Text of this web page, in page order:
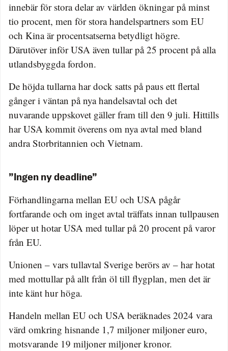
innebär för stora delar av världen ökningar på minst
tio procent, men för stora handelspartners som EU
och Kina är procentsatserna betydligt högre.
Därutöver inför USA även tullar på 25 procent på alla
utlandsbyggda fordon.
De höjda tullarna har dock satts på paus ett flertal
gånger i väntan på nya handelsavtal och det
nuvarande uppskovet gäller fram till den 9 juli. Hittills
har USA kommit överens om nya avtal med bland
andra Storbritannien och Vietnam.
”Ingen ny deadline”
Förhandlingarna mellan EU och USA pågår
fortfarande och om inget avtal träffats innan tullpausen
löper ut hotar USA med tullar på 20 procent på varor
från EU.
Unionen – vars tullavtal Sverige berörs av – har hotat
med mottullar på allt från öl till flygplan, men det är
inte känt hur höga.
Handeln mellan EU och USA beräknades 2024 vara
värd omkring hisnande 1,7 miljoner miljoner euro,
motsvarande 19 miljoner miljoner kronor.